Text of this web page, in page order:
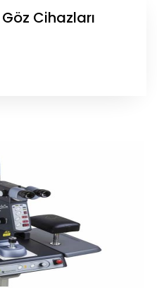
Cihazları